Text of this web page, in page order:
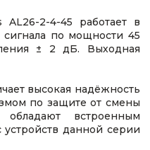
2-4-45 работает в
сигнала по мощности 45
± 2 дБ. Выходная
высокая надёжность
по защите от смены
встроенным
данной серии